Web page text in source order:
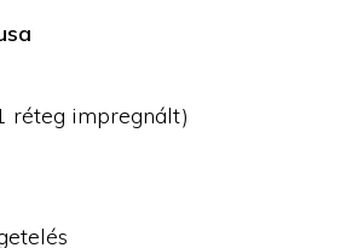
réteg impregnált)